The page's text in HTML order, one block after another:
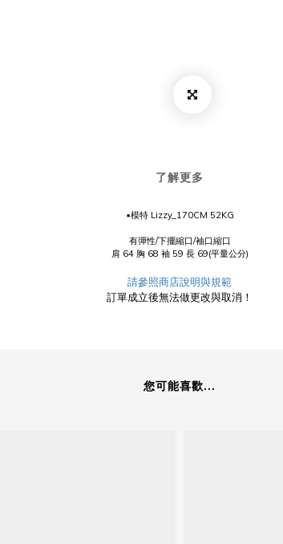
了解更多
▪️模特 Lizzy_170CM 52KG
有彈性/下擺縮口/袖口縮口
肩 64 胸 68 袖 59 長 69(平量公分)
請參照商店說明與規範
訂單成立後無法做更改與取消！
您可能喜歡...